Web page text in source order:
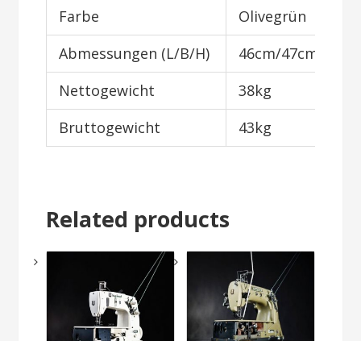
Farbe
Olivegrün
Abmessungen (L/B/H)
46cm/47cm/61cm
Nettogewicht
38kg
Bruttogewicht
43kg
Related products